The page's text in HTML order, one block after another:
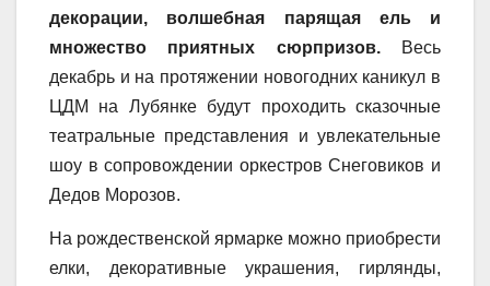
декорации, волшебная парящая ель и
множество приятных сюрпризов.
Весь
декабрь и на протяжении новогодних каникул в
ЦДМ на Лубянке будут проходить сказочные
театральные представления и увлекательные
шоу в сопровождении оркестров Снеговиков и
Дедов Морозов.
На рождественской ярмарке можно приобрести
елки, декоративные украшения, гирлянды,